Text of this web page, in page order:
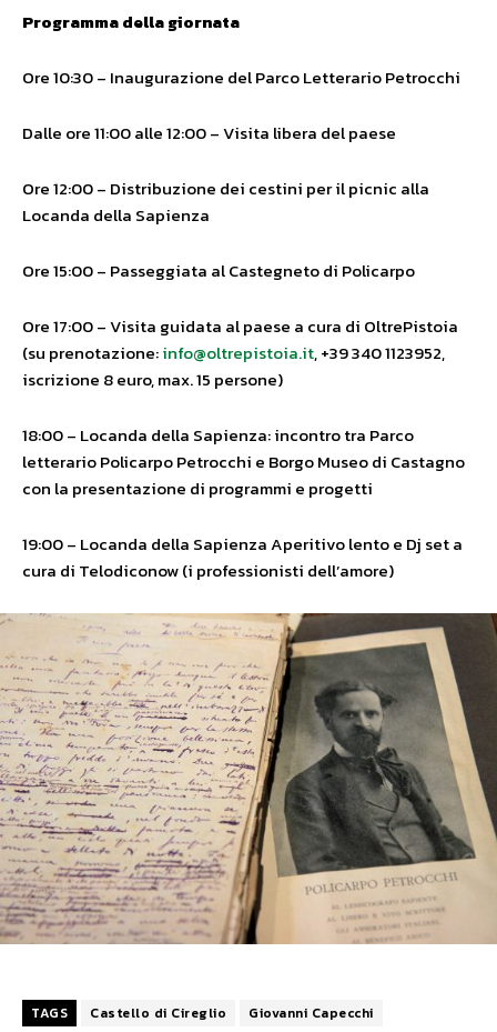
Programma della giornata
Ore 10:30 – Inaugurazione del Parco Letterario Petrocchi
Dalle ore 11:00 alle 12:00 – Visita libera del paese
Ore 12:00 – Distribuzione dei cestini per il picnic alla
Locanda della Sapienza
Ore 15:00 – Passeggiata al Castegneto di Policarpo
Ore 17:00 – Visita guidata al paese a cura di OltrePistoia
(su prenotazione:info@oltrepistoia.it, +39 340 1123952,
iscrizione 8 euro, max. 15 persone)
18:00 – Locanda della Sapienza: incontro tra Parco
letterario Policarpo Petrocchi e Borgo Museo di Castagno
con la presentazione di programmi e progetti
19:00 – Locanda della Sapienza Aperitivo lento e Dj set a
cura di Telodiconow (i professionisti dell’amore)
TAGS Castello di Cireglio
Giovanni Capecchi